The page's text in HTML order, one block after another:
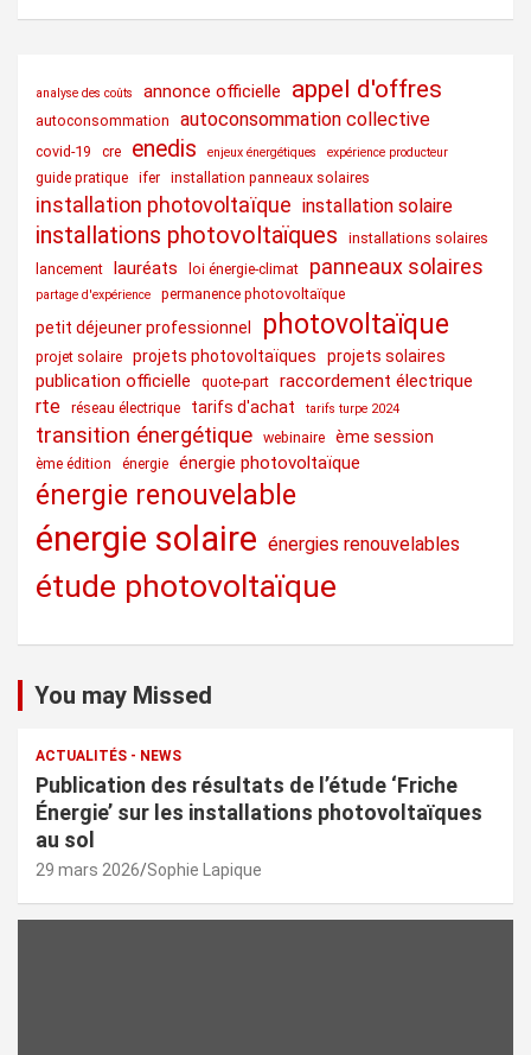
analyse des coûts annonce officielle appel d'offres
autoconsommation autoconsommation collective
covid-19 cre enedis enjeux énergétiques expérience producteur
guide pratique ifer installation panneaux solaires
installation photovoltaïque installation solaire
installations photovoltaïques
installations solaires
lancement lauréats loi énergie-climat panneaux solaires
partage d'expérience permanence photovoltaïque
petit déjeuner professionnel photovoltaïque
projet solaire projets photovoltaïques projets solaires
publication officielle quote-part raccordement électrique
rte réseau électrique tarifs d'achat tarifs turpe 2024
transition énergétique webinaire ème session
ème édition énergie énergie photovoltaïque
énergie renouvelable
énergie solaire énergies renouvelables
étude photovoltaïque
You may Missed
ACTUALITÉS - NEWS
Publication des résultats de l’étude ‘Friche
Énergie’ sur les installations photovoltaïques
au sol
29 mars 2026 Sophie Lapique